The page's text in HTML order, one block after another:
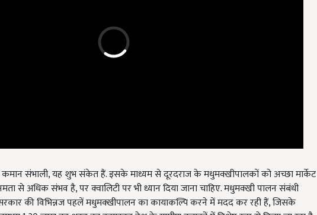
से अधिक संभव है, पर क्वालिटी पर भी ध्यान दिया जाना चाहिए. मधुमक्खी पालन संबंधी
की विभिन्नज पहलें मधुमक्‍खीपालन का कायाकल्पि करने में मदद कर रही हैं, जिसके
1.20 लाख टन शहद का उत्पाहदन देश के ग्रामीण इलाकों में विशेष रूप से किया जा रहा है.